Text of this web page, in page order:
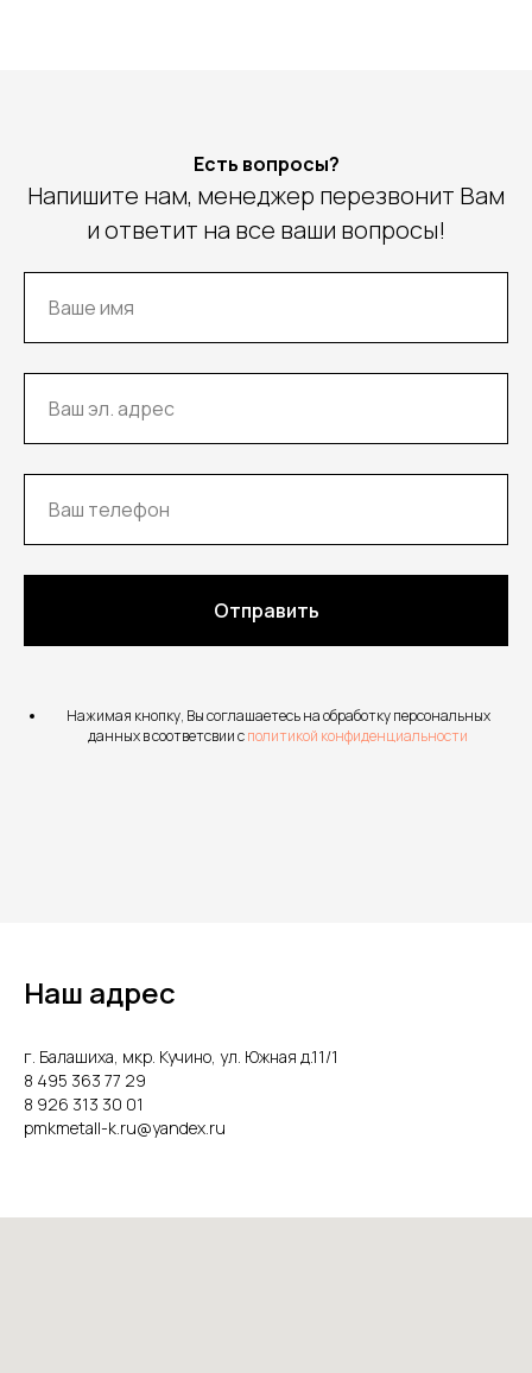
Есть вопросы?
Напишите нам, менеджер перезвонит Вам
и ответит на все ваши вопросы!
Отправить
Нажимая кнопку, Вы соглашаетесь на обработку персональных
данных в соответсвии сполитикой конфиденциальности
Наш адрес
г. Балашиха, мкр. Кучино, ул. Южная д.11/1
8 495 363 77 29
8 926 313 30 01
pmkmetall-k.ru@yandex.ru